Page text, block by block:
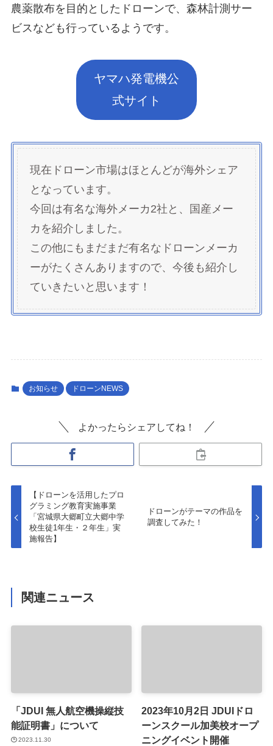
農薬散布を目的としたドローンで、森林計測サー
ビスなども行っているようです。
ヤマハ発電機公
式サイト
現在ドローン市場はほとんどが海外シェア
となっています。
今回は有名な海外メーカ2社と、国産メー
カを紹介しました。
この他にもまだまだ有名なドローンメーカ
ーがたくさんありますので、今後も紹介し
ていきたいと思います！
お知らせ ドローンNEWS
よかったらシェアしてね！
【ドローンを活用したプロ
グラミング教育実施事業
「宮城県大郷町立大郷中学
校生徒1年生・２年生」実
施報告】
ドローンがテーマの作品を
調査してみた！
関連ニュース
「JDUI 無人航空機操縦技
能証明書」について
2023.11.30
2023年10月2日 JDUIドロ
ーンスクール加美校オープ
ニングイベント開催